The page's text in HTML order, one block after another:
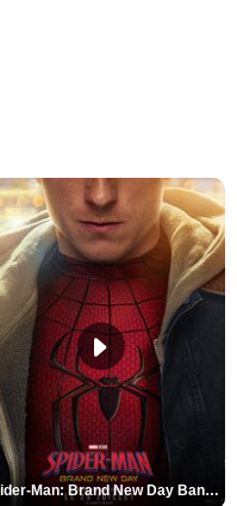
Spider-Man: Brand New Day Bande-annonce VO STFR